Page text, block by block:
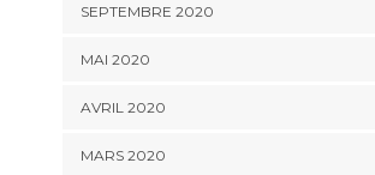
SEPTEMBRE 2020
MAI 2020
AVRIL 2020
MARS 2020